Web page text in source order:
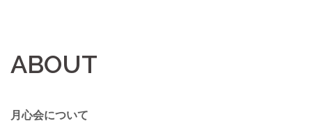
ABOUT
月心会について